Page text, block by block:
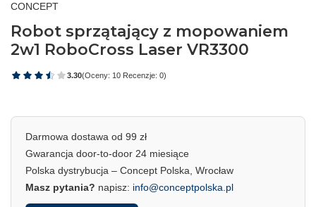
CONCEPT
Robot sprzątający z mopowaniem
2w1 RoboCross Laser VR3300
3.30(Oceny: 10 Recenzje: 0)
Darmowa dostawa od 99 zł
Gwarancja door-to-door 24 miesiące
Polska dystrybucja – Concept Polska, Wrocław
Masz pytania? napisz: info@conceptpolska.pl